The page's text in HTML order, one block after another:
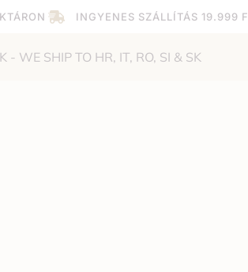
INGYENES SZÁLLÍTÁS 19.999
- WE SHIP TO HR, IT, RO, SI & SK